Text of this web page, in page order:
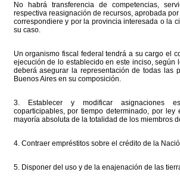
No habrá transferencia de competencias,
respectiva reasignación de recursos, aprobada
correspondiere y por la provincia interesada o la
su caso.
Un organismo fiscal federal tendrá a su cargo el
ejecución de lo establecido en este inciso, según
deberá asegurar la representación de todas las
Buenos Aires en su composición.
3. Establecer y modificar asignaciones
coparticipables, por tiempo determinado, por ley
mayoría absoluta de la totalidad de los miembros
4. Contraer empréstitos sobre el crédito de la
5. Disponer del uso y de la enajenación de las